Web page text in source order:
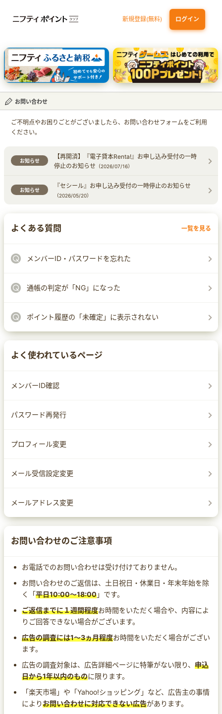
新規登録(無料) ログイン
dカード 九州カードNEXT JCB ORIGINAL SERIES：JCBカード S
三井住友カード ゴールド（NL）（家族カード発行）
【実質初月無料】DMM | Disney+(ディズニープラス) セットプラン
お問い合わせ
ご不明点やお困りごとがございましたら、お問い合わせフォームをご利用
ください。
お知らせ
【再開済】『電子貸本Renta!』お申し込み受付の一時
停止のお知らせ （2026/07/16）
お知らせ
『セシール』お申し込み受付の一時停止のお知らせ
（2026/05/20）
よくある質問 一覧を見る
メンバーID・パスワードを忘れた
通帳の判定が「NG」になった
ポイント履歴の「未確定」に表示されない
よく使われているページ
メンバーID確認
パスワード再発行
プロフィール変更
メール受信設定変更
メールアドレス変更
お問い合わせのご注意事項
お電話でのお問い合わせは受け付けておりません。
お問い合わせのご返信は、土日祝日・休業日・年末年始を除
く「平日10:00～18:00」です。
ご返信までに１週間程度お時間をいただく場合や、内容によ
りご回答できない場合がございます。
広告の調査には1～3ヵ月程度お時間をいただく場合がござい
ます。
広告の調査対象は、広告詳細ページに特筆がない限り、申込
日から1年以内のものに限ります。
「楽天市場」や「Yahoo!ショッピング」など、広告主の事情
によりお問い合わせに対応できない広告があります。